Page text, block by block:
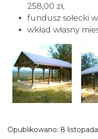
258,00 zł,
fundusz sołecki w
wkład własny
Opublikowano: 8